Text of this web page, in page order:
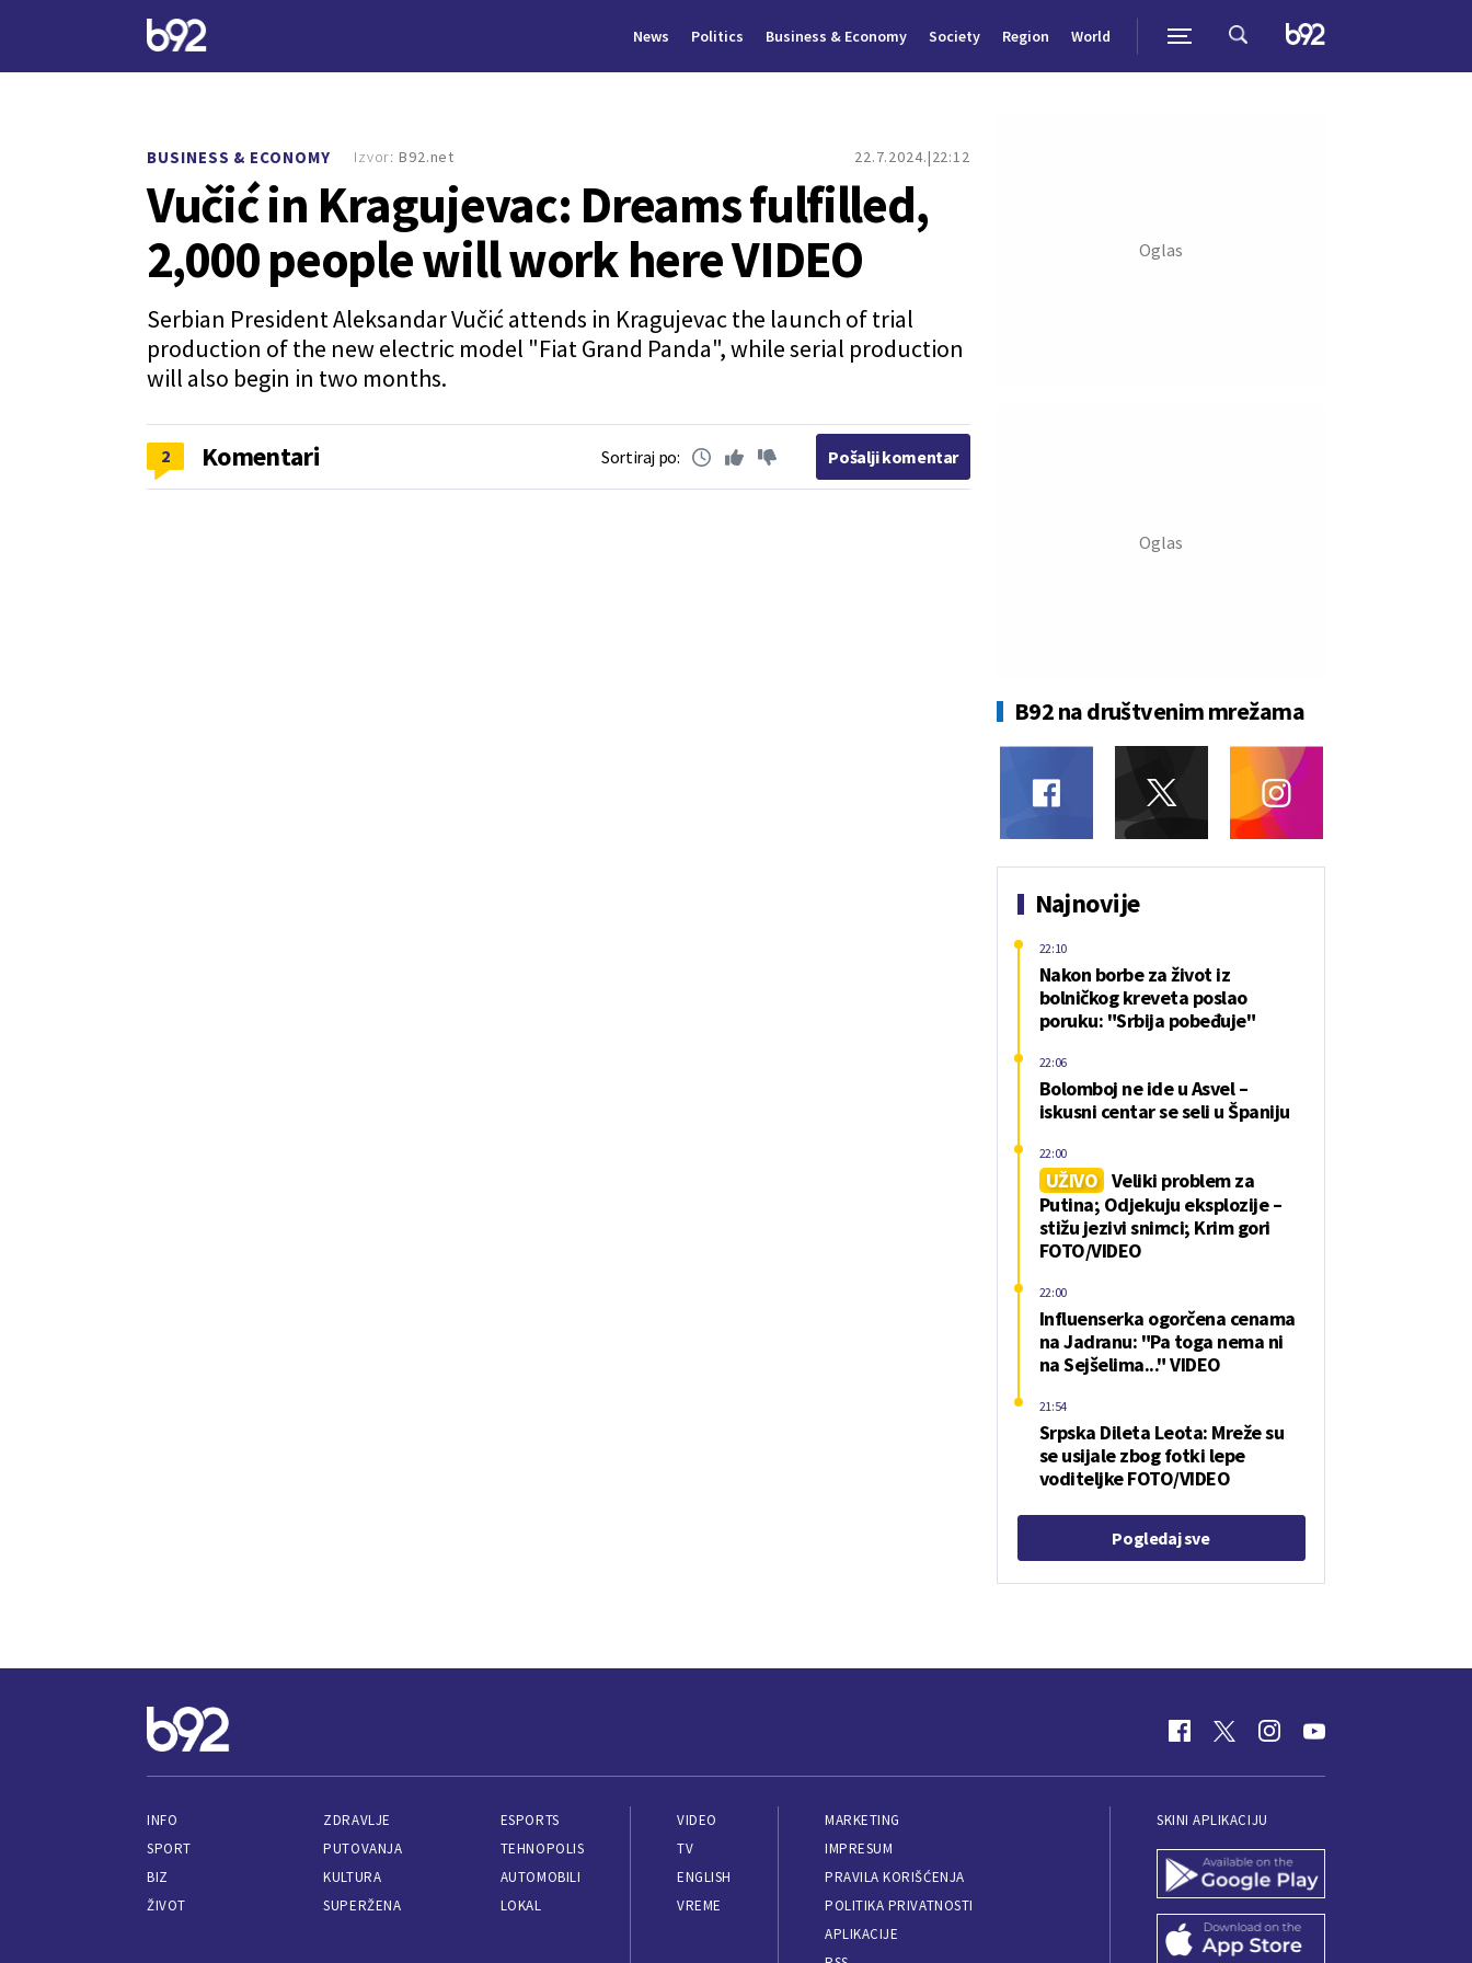
News Politics Business & Economy Society Region World
BUSINESS & ECONOMY 22.7.2024. 22:12
Vučić in Kragujevac: Dreams fulfilled,
2,000 people will work here VIDEO
Serbian President Aleksandar Vučić attends in Kragujevac the launch of trial
production of the new electric model "Fiat Grand Panda", while serial production
will also begin in two months.
Izvor:B92.net
2 Komentari Sortiraj po: Pošalji komentar
B92 na društvenim mrežama
Najnovije
Nakon borbe za život iz
bolničkog kreveta poslao
poruku: "Srbija pobeđuje"
22:10
Bolomboj ne ide u Asvel –
iskusni centar se seli u Španiju
22:06
UŽIVO Veliki problem za
Putina; Odjekuju eksplozije –
stižu jezivi snimci; Krim gori
FOTO/VIDEO
22:00
Influenserka ogorčena cenama
na Jadranu: "Pa toga nema ni
na Sejšelima..." VIDEO
22:00
Srpska Dileta Leota: Mreže su
se usijale zbog fotki lepe
voditeljke FOTO/VIDEO
21:54
Pogledaj sve
INFO
SPORT
BIZ
ŽIVOT
ZDRAVLJE
PUTOVANJA
KULTURA
SUPERŽENA
ESPORTS
TEHNOPOLIS
AUTOMOBILI
LOKAL
VIDEO
TV
ENGLISH
VREME
MARKETING
IMPRESUM
PRAVILA KORIŠĆENJA
POLITIKA PRIVATNOSTI
APLIKACIJE
SKINI APLIKACIJU